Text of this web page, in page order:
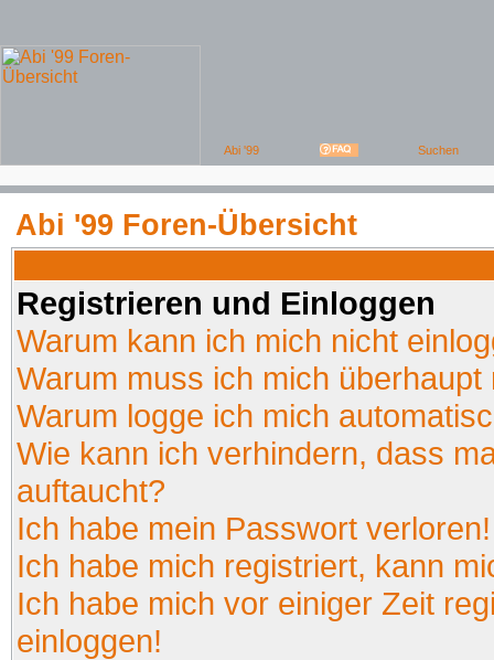
Abi '99 Foren-Übersicht
Registrieren und Einloggen
Warum kann ich mich nicht
Warum muss ich mich überhaupt
Warum logge ich mich
Wie kann ich verhindern, dass
auftaucht?
Ich habe mein Passwort verloren!
Ich habe mich registriert, kann
Ich habe mich vor einiger Zeit
einloggen!